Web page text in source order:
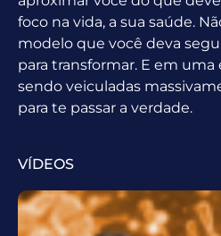
foco na vida, a sua saúde.
modelo que você deva
para transformar. E em
sendo veiculadas
para te passar a verdade.
VÍDEOS